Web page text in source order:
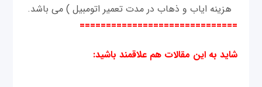
هزینه ایاب و ذهاب در مدت تعمیر اتومبیل ) می باشد.
==============================
شاید به این مقالات هم علاقمند باشید: